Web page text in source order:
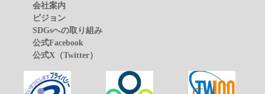
会社案内
ビジョン
SDGsへの取り組み
公式Facebook
公式X（Twitter）